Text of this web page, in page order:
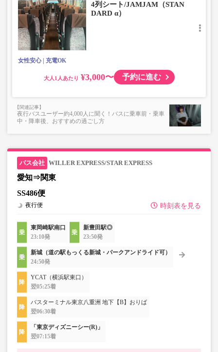
■お預かりできない荷物（貴重品以外は車内持ち込みも不
可）
楽器・自転車（折りたたみ含む）・ボード等の大きな荷
物、壊れ物、危険物、貴重品、ペット、
上記「トランクにてお預かりできる荷物」の条件を満たさ
4列シート/JAMJAM（STAN
DARD α）
女性安心 充電OK
大人 ¥3,000〜 予約に進む
夜行バスユーザー約4,000人に聞く！バスに乗車前・乗車
中・降車後、おすすめの過ごし方
WILLER EXPRESS/STAR EXPRESS
愛知⇒関東
SS486便
時刻表を見る
夜行便
東岡崎駅南口
23:10発
新豊田駅◎
23:50発
新城（道の駅もっくる新城・パークアンドライド可）
24:50発
YCAT（横浜駅東口）
翌05:25着
バスターミナル東京八重洲 地下【B】おりば
翌06:30着
「東京ディズニーシー(R)」
翌07:15着